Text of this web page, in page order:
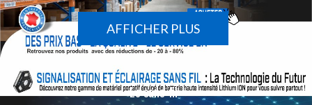
AFFICHER PLUS
Le sans-fil